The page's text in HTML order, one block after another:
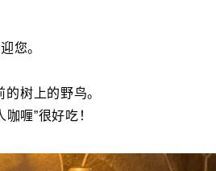
您。
树上的野鸟。
喱”很好吃！